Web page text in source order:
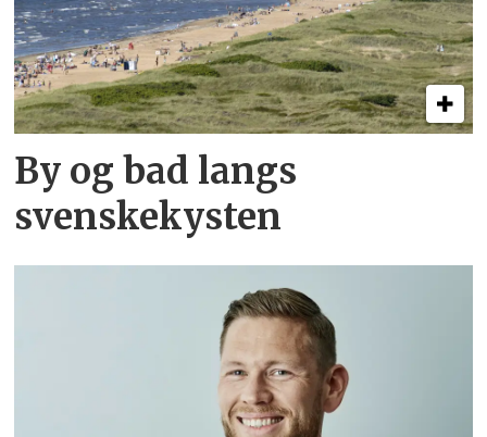
By og bad langs
svenskekysten